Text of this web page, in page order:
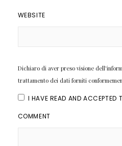
WEBSITE
Dichiaro di aver preso visione
trattamento dei dati forniti
I HAVE READ AND ACCEPTED
COMMENT